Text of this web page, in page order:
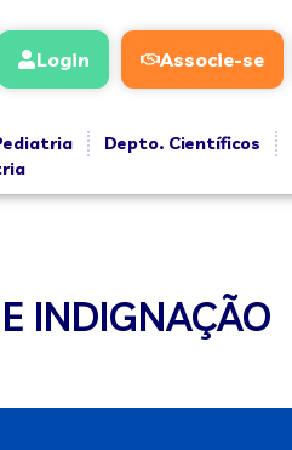
Login Associe-se
Depto. Científicos
INDIGNAÇÃO